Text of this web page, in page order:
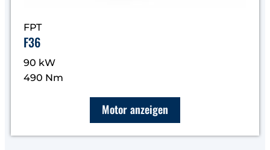
FPT
F36
90 kW
490 Nm
Motor anzeigen